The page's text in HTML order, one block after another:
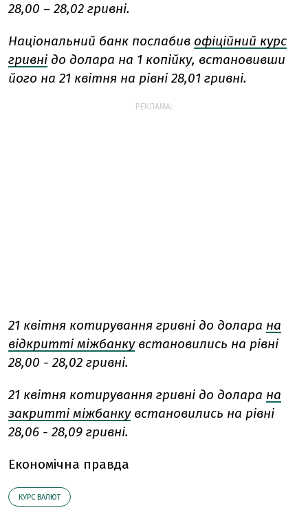
28,00 – 28,02 гривні.
Національний банк послабив офіційний курс
гривні до долара на 1 копійку, встановивши
його на 21 квітня на рівні 28,01 гривні.
РЕКЛАМА:
21 квітня котирування гривні до долара на
відкритті міжбанкувстановились на рівні
28,00 - 28,02 гривні.
21 квітня котирування гривні до долара на
закритті міжбанкувстановились на рівні
28,06 - 28,09 гривні.
Економічна правда
КУРС ВАЛЮТ